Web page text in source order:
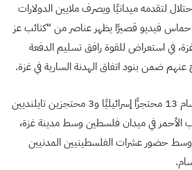
لتقدمه ميدانيًا ويصرف ملايين الدولارات
حماس فيديو قصيرًا يظهر عناصر من “كتائب عز
في استعراض للقوة رافق تسليم الدفعة
عنهم ضمن بنود اتفاق الهدنة السارية في غزة.
يبين هذا الفيديو تسليم القسام 13 محتجزًا إسرائيليًا و3 محتجزين تايلنديين
الأحمر في ميدان فلسطين وسط مدينة غزة،
وسط حضور عشرات الفلسطينيين المدنيين